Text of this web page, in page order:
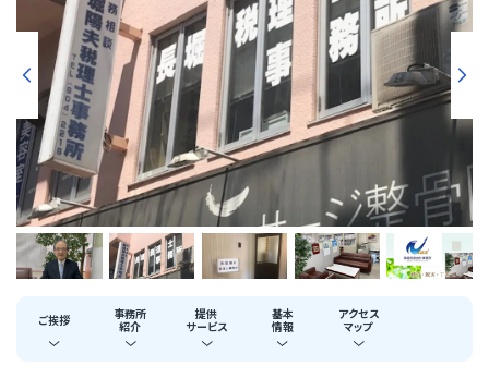
ご挨拶
事務所
紹介
提供
サービス
基本
情報
アクセス
マップ